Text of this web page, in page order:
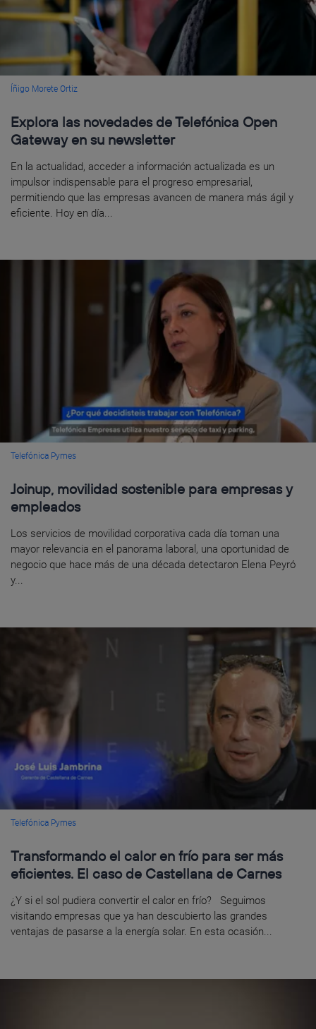
Íñigo Morete Ortiz
Explora las novedades de Telefónica Open
Gateway en su newsletter
En la actualidad, acceder a información actualizada es un
impulsor indispensable para el progreso empresarial,
permitiendo que las empresas avancen de manera más ágil y
eficiente. Hoy en día...
Telefónica Pymes
Joinup, movilidad sostenible para empresas y
empleados
Los servicios de movilidad corporativa cada día toman una
mayor relevancia en el panorama laboral, una oportunidad de
negocio que hace más de una década detectaron Elena Peyró
y...
Telefónica Pymes
Transformando el calor en frío para ser más
eficientes. El caso de Castellana de Carnes
¿Y si el sol pudiera convertir el calor en frío? Seguimos
visitando empresas que ya han descubierto las grandes
ventajas de pasarse a la energía solar. En esta ocasión...